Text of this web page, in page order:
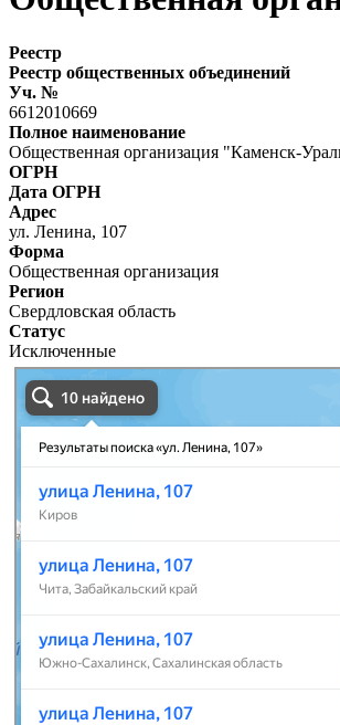
Реестр
Реестр общественных объединений
Уч. №
6612010669
Полное наименование
Общественная организация "Каменск-
ОГРН
Дата ОГРН
Адрес
ул. Ленина, 107
Форма
Общественная организация
Регион
Свердловская область
Статус
Исключенные